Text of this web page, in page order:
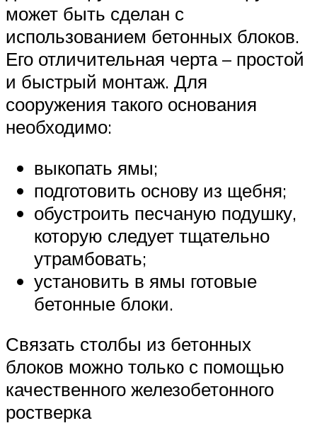
может быть сделан с
использованием бетонных блоков.
Его отличительная черта – простой
и быстрый монтаж. Для
сооружения такого основания
необходимо:
выкопать ямы;
подготовить основу из щебня;
обустроить песчаную подушку,
которую следует тщательно
утрамбовать;
установить в ямы готовые
бетонные блоки.
Связать столбы из бетонных
блоков можно только с помощью
качественного железобетонного
ростверка